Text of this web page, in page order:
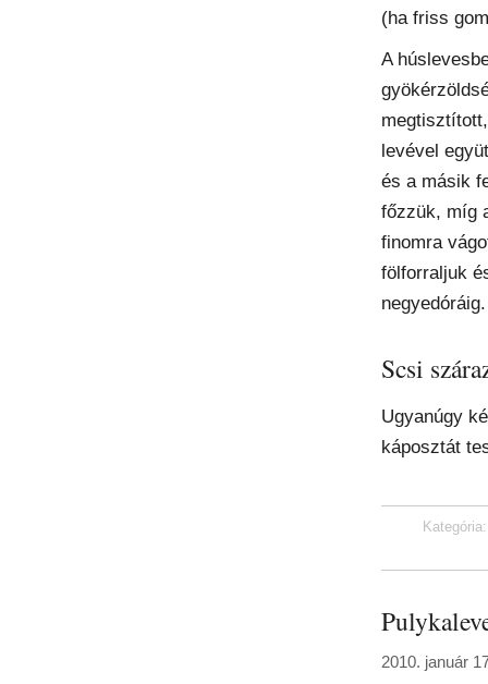
(ha friss
A
levével
és a másik
főzzük, míg
finomra
fölforraljuk
Scsi
Ugyanúgy
káposztát
2010. január